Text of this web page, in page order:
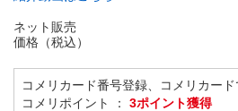
ネット販売
価格（税込）
コメリカード番号登録、コメリカー
コメリポイント ： 3ポイント獲得